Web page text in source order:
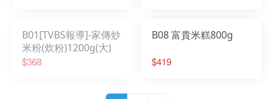
B01[TVBS報導]-家傳炒
米粉(炊粉)1200g(大)
$368
B08 富貴米糕800g
$419